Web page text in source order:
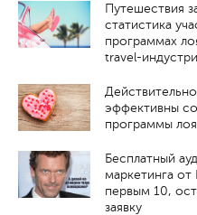
Путешествия
статистика
программах
travel-
эффективны
программы
Бесплатный
маркетинга от
первым 10,
заявку